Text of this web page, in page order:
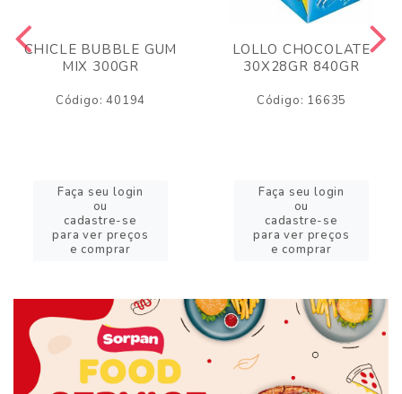
CHICLE BUBBLE GUM
MIX 300GR
Código: 40194
Faça seu login
ou
cadastre-se
para ver preços
e comprar
LOLLO CHOCOLATE
30X28GR 840GR
Código: 16635
Faça seu login
ou
cadastre-se
para ver preços
e comprar